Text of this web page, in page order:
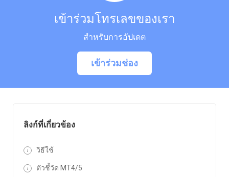
ลิงก์ที่เกี่ยวข้อง
วิธีใช้
ตัวชี้วัด MT4/5
เข้าร่วมโทรเลขของเรา
สำหรับการอัปเดต
เข้าร่วมช่อง